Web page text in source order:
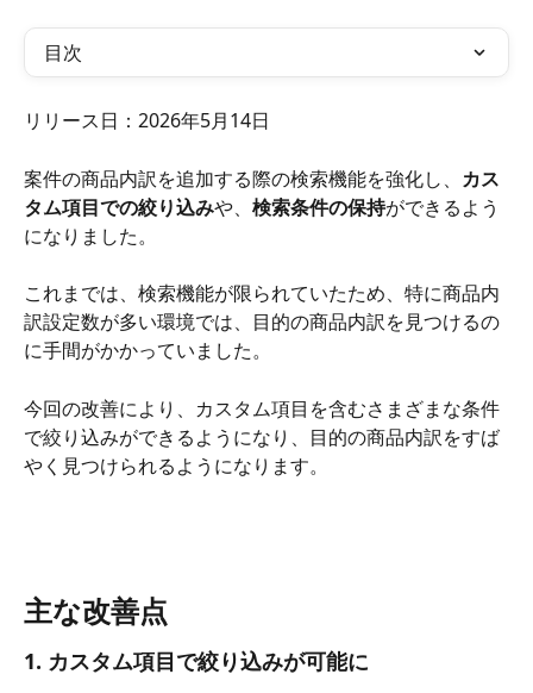
目次
リリース日：2026年5月14日
案件の商品内訳を追加する際の検索機能を強化し、 カス
タム項目での絞り込みや、 検索条件の保持ができるよう
になりました。
これまでは、検索機能が限られていたため、特に商品内
訳設定数が多い環境では、目的の商品内訳を見つけるの
に手間がかかっていました。
今回の改善により、カスタム項目を含むさまざまな条件
で絞り込みができるようになり、目的の商品内訳をすば
やく見つけられるようになります。
主な改善点
1. カスタム項目で絞り込みが可能に